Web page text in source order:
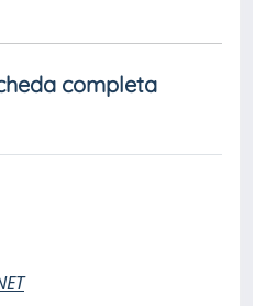
completa